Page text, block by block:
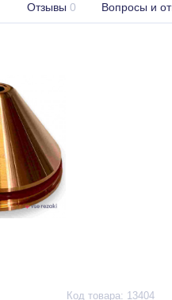
Отзывы 0 Вопросы и
Код товара: 13404